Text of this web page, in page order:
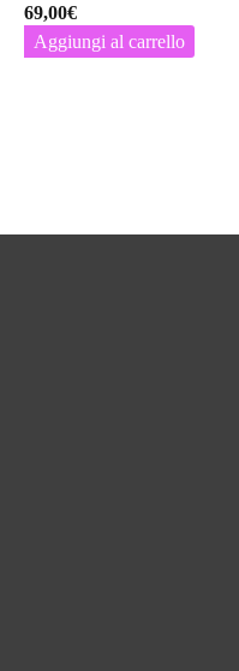
69,00€
Aggiungi al carrello